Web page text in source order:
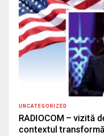
UNCATEGORIZED
RADIOCOM – vizită
contextul